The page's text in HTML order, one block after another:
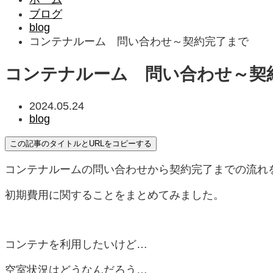
ブログ
blog
コンテナルーム 問い合わせ～契約完了まで
コンテナルーム 問い合わせ～契
2024.05.24
blog
この記事のタイトルとURLをコピーする
コンテナルームの問い合わせから契約完了までの流
初期費用に関することをまとめてみました。
コンテナを利用したいけど…
空室状況はどうなんだろう…